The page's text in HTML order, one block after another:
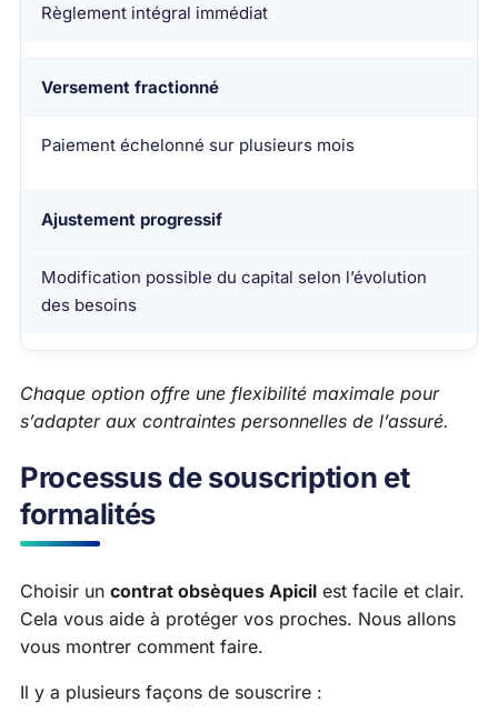
Règlement intégral immédiat
Versement fractionné
Paiement échelonné sur plusieurs mois
Ajustement progressif
Modification possible du capital selon l’évolution
des besoins
Chaque option offre une flexibilité maximale pour
s’adapter aux contraintes personnelles de l’assuré.
Processus de souscription et
formalités
Choisir un contrat obsèques Apicil est facile et clair.
Cela vous aide à protéger vos proches. Nous allons
vous montrer comment faire.
Il y a plusieurs façons de souscrire :